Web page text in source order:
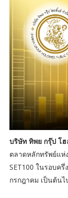
บริษัท ทิพย กรุ๊ป โ
ตลาดหลักทรัพย์แห่
SET100 ในรอบค
กรกฎาคม เป็นต้นไ